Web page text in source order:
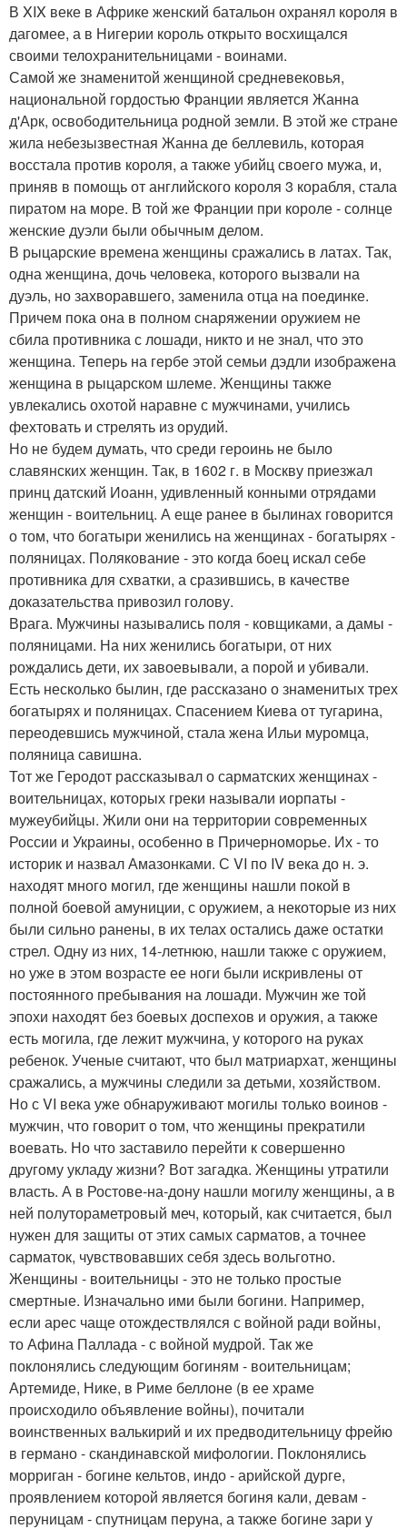
В XIX веке в Африке женский батальон охранял короля в
дагомее, а в Нигерии король открыто восхищался
своими телохранительницами - воинами.
Самой же знаменитой женщиной средневековья,
национальной гордостью Франции является Жанна
д'Арк, освободительница родной земли. В этой же стране
жила небезызвестная Жанна де беллевиль, которая
восстала против короля, а также убийц своего мужа, и,
приняв в помощь от английского короля 3 корабля, стала
пиратом на море. В той же Франции при короле - солнце
женские дуэли были обычным делом.
В рыцарские времена женщины сражались в латах. Так,
одна женщина, дочь человека, которого вызвали на
дуэль, но захворавшего, заменила отца на поединке.
Причем пока она в полном снаряжении оружием не
сбила противника с лошади, никто и не знал, что это
женщина. Теперь на гербе этой семьи дэдли изображена
женщина в рыцарском шлеме. Женщины также
увлекались охотой наравне с мужчинами, учились
фехтовать и стрелять из орудий.
Но не будем думать, что среди героинь не было
славянских женщин. Так, в 1602 г. в Москву приезжал
принц датский Иоанн, удивленный конными отрядами
женщин - воительниц. А еще ранее в былинах говорится
о том, что богатыри женились на женщинах - богатырях -
поляницах. Полякование - это когда боец искал себе
противника для схватки, а сразившись, в качестве
доказательства привозил голову.
Врага. Мужчины назывались поля - ковщиками, а дамы -
поляницами. На них женились богатыри, от них
рождались дети, их завоевывали, а порой и убивали.
Есть несколько былин, где рассказано о знаменитых трех
богатырях и поляницах. Спасением Киева от тугарина,
переодевшись мужчиной, стала жена Ильи муромца,
поляница савишна.
Тот же Геродот рассказывал о сарматских женщинах -
воительницах, которых греки называли иорпаты -
мужеубийцы. Жили они на территории современных
России и Украины, особенно в Причерноморье. Их - то
историк и назвал Амазонками. С VI по IV века до н. э.
находят много могил, где женщины нашли покой в
полной боевой амуниции, с оружием, а некоторые из них
были сильно ранены, в их телах остались даже остатки
стрел. Одну из них, 14-летнюю, нашли также с оружием,
но уже в этом возрасте ее ноги были искривлены от
постоянного пребывания на лошади. Мужчин же той
эпохи находят без боевых доспехов и оружия, а также
есть могила, где лежит мужчина, у которого на руках
ребенок. Ученые считают, что был матриархат, женщины
сражались, а мужчины следили за детьми, хозяйством.
Но с VI века уже обнаруживают могилы только воинов -
мужчин, что говорит о том, что женщины прекратили
воевать. Но что заставило перейти к совершенно
другому укладу жизни? Вот загадка. Женщины утратили
власть. А в Ростове-на-дону нашли могилу женщины, а в
ней полутораметровый меч, который, как считается, был
нужен для защиты от этих самых сарматов, а точнее
сарматок, чувствовавших себя здесь вольготно.
Женщины - воительницы - это не только простые
смертные. Изначально ими были богини. Например,
если арес чаще отождествлялся с войной ради войны,
то Афина Паллада - с войной мудрой. Так же
поклонялись следующим богиням - воительницам;
Артемиде, Нике, в Риме беллоне (в ее храме
происходило объявление войны), почитали
воинственных валькирий и их предводительницу фрейю
в германо - скандинавской мифологии. Поклонялись
морриган - богине кельтов, индо - арийской дурге,
проявлением которой является богиня кали, девам -
перуницам - спутницам перуна, а также богине зари у